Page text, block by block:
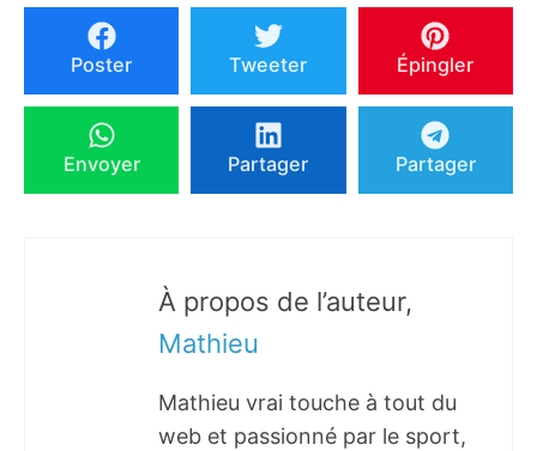
Poster Tweeter Épingler
Envoyer Partager Partager
À propos de l’auteur,
Mathieu
Mathieu vrai touche à tout du
web et passionné par le sport,